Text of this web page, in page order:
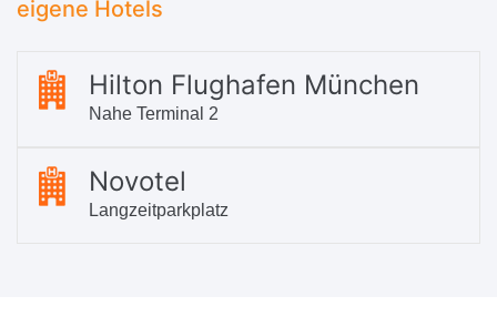
eigene Hotels
Hilton Flughafen München
Nahe Terminal 2
Novotel
Langzeitparkplatz